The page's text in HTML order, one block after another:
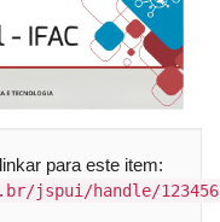
para este item:
jspui/handle/